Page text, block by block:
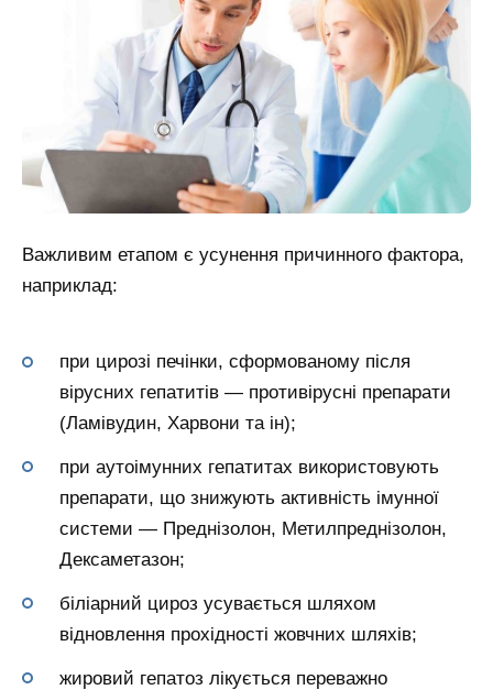
Важливим етапом є усунення причинного фактора,
наприклад:
при цирозі печінки, сформованому після
вірусних гепатитів — противірусні препарати
(Ламівудин, Харвони та ін);
при аутоімунних гепатитах використовують
препарати, що знижують активність імунної
системи — Преднізолон, Метилпреднізолон,
Дексаметазон;
біліарний цироз усувається шляхом
відновлення прохідності жовчних шляхів;
жировий гепатоз лікується переважно